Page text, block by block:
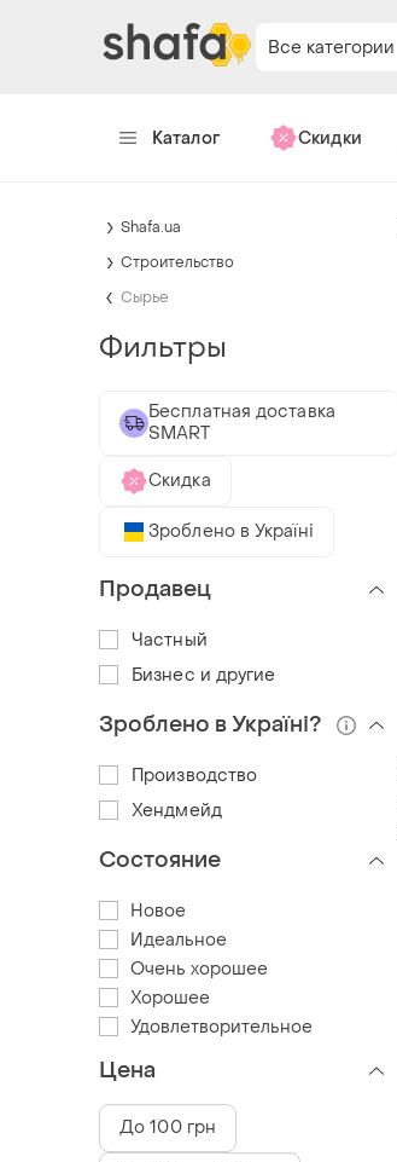
Все категории
Каталог Скидки
Shafa.ua
Строительство
Сырье
Фильтры
Бесплатная доставка
SMART
Скидка
Зроблено в Україні
Продавец
Частный
Бизнес и другие
Зроблено в Україні?
Производство
Хендмейд
Состояние
Новое
Идеальное
Очень хорошее
Хорошее
Удовлетворительное
Цена
До 100 грн